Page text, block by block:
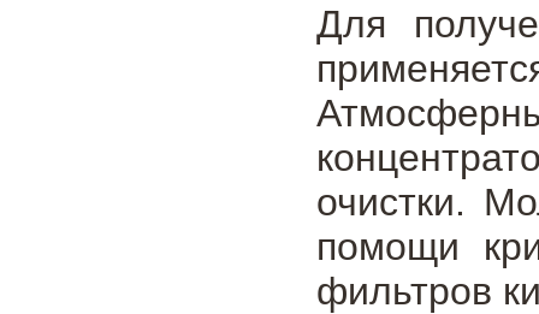
Для
очистки.
помощи
фильтров